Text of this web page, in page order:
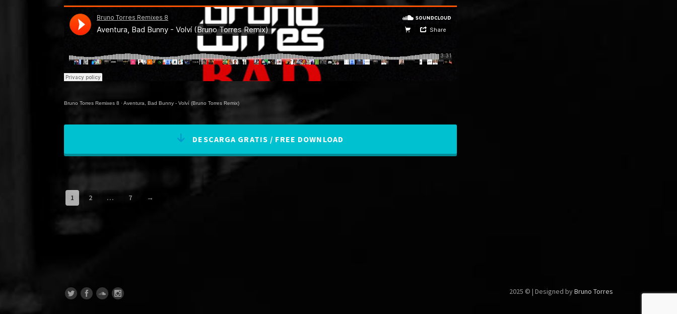
Bruno Torres Remixes 8 ·Aventura, Bad Bunny - Volví (Bruno Torres Remix)
DESCARGA GRATIS / FREE DOWNLOAD
1 2 … 7 →
2025 © | Designed byBruno Torres